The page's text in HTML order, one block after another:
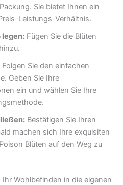
Sie bietet Ihnen ein
Leistungs-Verhältnis.
legen:Fügen Sie die Blüten
Folgen Sie den einfachen
Geben Sie Ihre
ein und wählen Sie Ihre
Bestätigen Sie Ihren
machen sich Ihre exquisiten
Blüten auf den Weg zu
Wohlbefinden in die eigenen